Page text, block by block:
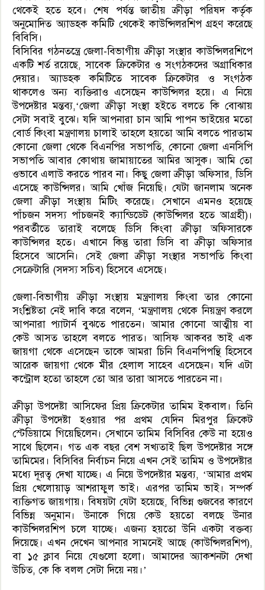
থেকেই হতে হবে। শেষ পর্যন্ত জাতীয় ক্রীড়া পরিষদ কর্তৃক
অনুমোদিত অ্যাডহক কমিটি থেকেই কাউন্সিলরশিপ গ্রহণ করেছে
বিবিসি।
বিসিবির গঠনতন্ত্রে জেলা-বিভাগীয় ক্রীড়া সংস্থার কাউন্সিলরশিপে
একটি শর্ত রয়েছে, সাবেক ক্রিকেটার ও সংগঠকদের অগ্রাধিকার
দেয়ার। অ্যাডহক কমিটিতে সাবেক ক্রিকেটার ও সংগঠক
থাকলেও অন্য ব্যক্তিরাও এসেছেন কাউন্সিলর হয়ে। এ নিয়ে
উপদেষ্টার মন্তব্য,‘জেলা ক্রীড়া সংস্থা হইতে বলতে কি বোঝায়
সেটা সবাই বুঝে। যদি আপনারা চান আমি পাপন ভাইয়ের মতো
বোর্ড কিংবা মন্ত্রণালয় চালাই তাহলে হয়তো আমি বলতে পারতাম
কোনো জেলা থেকে বিএনপির সভাপতি, কোনো জেলা এনসিপি
সভাপতি আবার কোথায় জামায়াতের আমির আসুক। আমি তো
ওভাবে এলাউ করতে পারব না। কিছু জেলা ক্রীড়া অফিসার, ডিসি
এসেছে কাউন্সিলর। আমি খোঁজ নিয়েছি। যেটা জানলাম অনেক
জেলা ক্রীড়া সংস্থায় মিটিং করেছে। সেখানে এমনও হয়েছে
পাঁচজন সদস্য পাঁচজনই ক্যান্ডিডেট (কাউন্সিলর হতে আগ্রহী)।
পরবর্তীতে তারাই বলেছে ডিসি কিংবা ক্রীড়া অফিসারকে
কাউন্সিলর হতে। এখানে কিন্তু তারা ডিসি বা ক্রীড়া অফিসার
হিসেবে আসেনি। সেই জেলা ক্রীড়া সংস্থার সভাপতি কিংবা
সেক্রেটারি (সদস্য সচিব) হিসেবে এসেছে।
জেলা-বিভাগীয় ক্রীড়া সংস্থায় মন্ত্রণালয় কিংবা তার কোনো
সংশ্লিষ্টতা নেই দাবি করে বলেন, ‘মন্ত্রণালয় থেকে নিয়ন্ত্রণ করলে
আপনারা প্যাটার্ন বুঝতে পারতেন। আমার কোনো আত্মীয় বা
কেউ আসত তাহলে বলতে পারত। আসিফ আকবর ভাই এক
জায়গা থেকে এসেছেন তাকে আমরা চিনি বিএনপিপন্থি হিসেবে
আরেক জায়গা থেকে মীর হেলাল সাহেব এসেছেন। যদি এটা
কন্ট্রোল হতো তাহলে তো আর তারা আসতে পারতেন না।
ক্রীড়া উপদেষ্টা আসিফের প্রিয় ক্রিকেটার তামিম ইকবাল। তিনি
ক্রীড়া উপদেষ্টা হওয়ার পর প্রথম যেদিন মিরপুর ক্রিকেট
স্টেডিয়ামে গিয়েছিলেন। সেখানে তামিম বিসিবির কেউ না হয়েও
সাথে ছিলেন। গত এক বছর বেশ সখ্যতাই ছিল উপদেষ্টার সঙ্গে
তামিমের। বিসিবির নির্বাচন নিয়ে এখন সেই তামিম ও উপদেষ্টার
মধ্যে দূরত্ব দেখা যাচ্ছে। এ নিয়ে উপদেষ্টার মন্তব্য, ‘আমার প্রথম
প্রিয় খেলোয়াড় আশরাফুল ভাই। এরপর তামিম ভাই। সম্পর্ক
ব্যক্তিগত জায়গায়। বিষয়টা যেটা হয়েছে, বিভিন্ন গুজবের কারণে
বিভিন্ন অনুমান। উনাকে গিয়ে কেউ হয়তো বলছে উনার
কাউন্সিলরশিপ চলে যাচ্ছে। এজন্য হয়তো উনি একটা বক্তব্য
দিয়েছে। এখন দেখেন আপনার সামনেই আছে (কাউন্সিলরশিপ),
বা ১৫ ক্লাব নিয়ে যেগুলো হলো। আমাদের অ্যাকশনটা দেখা
উচিত, কে কি বলল সেটা দিয়ে নয়।’